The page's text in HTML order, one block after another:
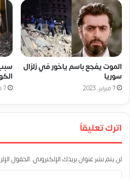
الموت يفجع باسم ياخور في زلزال
سوريا
7 فبراير، 2023 7 فبراير، 2023
اترك تعليقاً
لن يتم نشر عنوان بريدك الإلكتروني. الحقول